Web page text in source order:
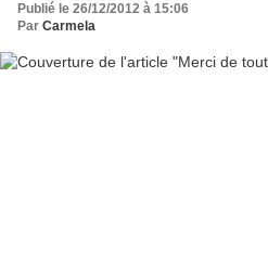
Publié le 26/12/2012 à 15:06
Par Carmela